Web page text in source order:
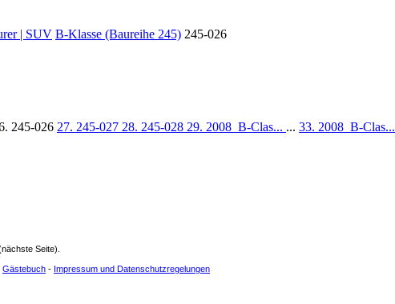
| SUV B-Klasse (Baureihe 245) 245-026
245-026 27. 245-027 28. 245-028 29. 2008_B-Clas... ... 33. 2008_B-Clas...
Seite).
Gästebuch - Impressum und Datenschutzregelungen